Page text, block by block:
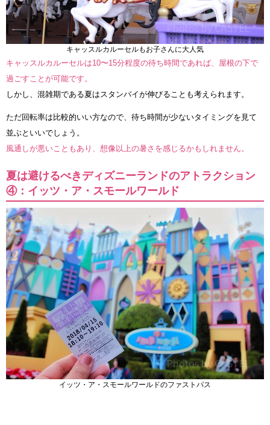
キャッスルカルーセルもお子さんに大人気
キャッスルカルーセルは10〜15分程度の待ち時間であれば、屋根の下で
過ごすことが可能です。
しかし、混雑期である夏はスタンバイが伸びることも考えられます。
ただ回転率は比較的いい方なので、待ち時間が少ないタイミングを見て
並ぶといいでしょう。
風通しが悪いこともあり、想像以上の暑さを感じるかもしれません。
夏は避けるべきディズニーランドのアトラクション
④：イッツ・ア・スモールワールド
イッツ・ア・スモールワールドのファストパス